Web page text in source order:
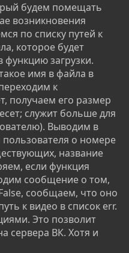
будем помещать
возникновения
по списку путей к
которое будет
загрузки.
имя в файла в
к
получаем его размер
служит больше для
Выводим в
о номере
название
если функция
сообщение о том,
сообщаем, что оно
к видео в список err.
Это позволит
сервера ВК. Хотя и